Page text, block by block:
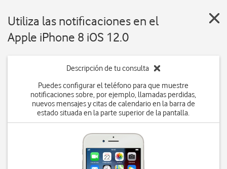
Utiliza las notificaciones en el
Apple iPhone 8 iOS 12.0
Descripción de tu consulta
Puedes configurar el teléfono para que muestre
notificaciones sobre, por ejemplo, llamadas perdidas,
nuevos mensajes y citas de calendario en la barra de
estado situada en la parte superior de la pantalla.